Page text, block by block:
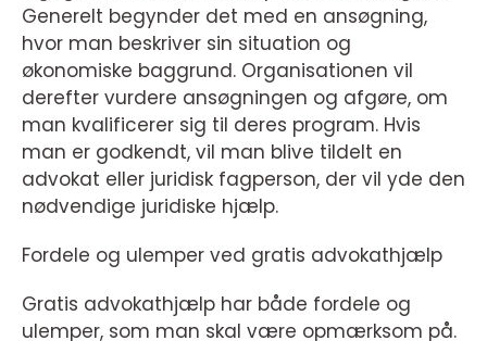
Generelt begynder det med en ansøgning,
hvor man beskriver sin situation og
økonomiske baggrund. Organisationen vil
derefter vurdere ansøgningen og afgøre, om
man kvalificerer sig til deres program. Hvis
man er godkendt, vil man blive tildelt en
advokat eller juridisk fagperson, der vil yde den
nødvendige juridiske hjælp.
Fordele og ulemper ved gratis advokathjælp
Gratis advokathjælp har både fordele og
ulemper, som man skal være opmærksom på.